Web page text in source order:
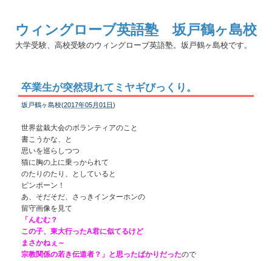
ウィングローブ英語塾 坂戸鶴ヶ島校
大学受験、高校受験のウィングローブ英語塾。坂戸鶴ヶ島校です。
卒業生が突然現れてミヤギびっくり。
坂戸鶴ヶ島校(2017年05月01日)
世界盆栽大会のボランティアのこと
書こうかな、と
思いを巡らしつつ
猫に胸の上に乗っかられて
のたりのたり、としていると
ピンポーン！
あ、そだそだ、さっきインターホンの
留守画像を見て
「んむむ？
この子、東大行ったA君に似てるけど
まさかねぇ～
宗教関係の若き伝道者？」と思ったばかりだったので